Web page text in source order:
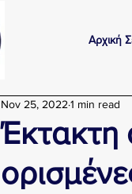
Αρχική
Έκτακτη
Nov 25, 2022 1 min read